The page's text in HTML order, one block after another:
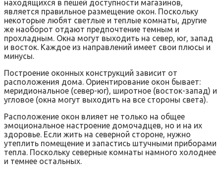
находящихся в пешей доступности магазинов,
является правильное размещение окон. Поскольку
некоторые любят светлые и теплые комнаты, другие
же наоборот отдают предпочтение темным и
прохладным. Окна могут выходить на север, юг, запад
и восток. Каждое из направлений имеет свои плюсы и
минусы.
Построение оконных конструкций зависит от
расположения дома. Ориентирование окон бывает:
меридиональное (север-юг), широтное (восток-запад) и
угловое (окна могут выходить на все стороны света).
Расположение окон влияет не только на общее
эмоциональное настроение домочадцев, но и на их
здоровье. Если жить на северной стороне, нужно
утеплить помещение и запастись штучными приборами
тепла. Поскольку северные комнаты намного холоднее
и темнее остальных.